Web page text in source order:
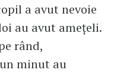
a avut nevoie
au avut amețeli.
rând,
minut au